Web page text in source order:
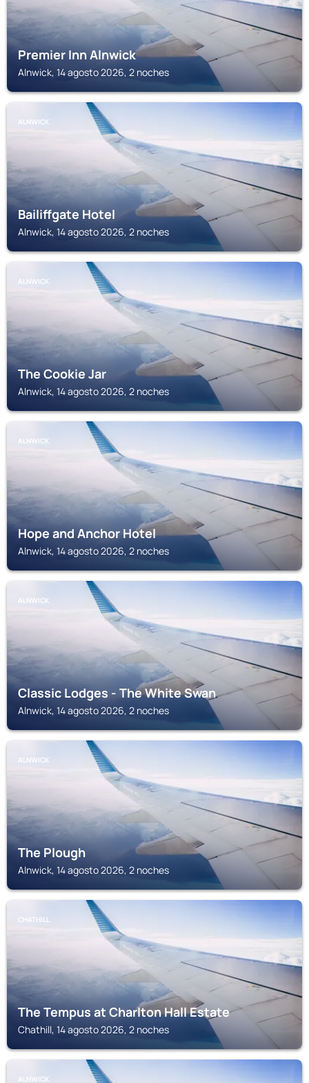
Premier Inn Alnwick
Alnwick, 14 agosto 2026, 2 noches
ALNWICK
Bailiffgate Hotel
Alnwick, 14 agosto 2026, 2 noches
ALNWICK
The Cookie Jar
Alnwick, 14 agosto 2026, 2 noches
ALNWICK
Hope and Anchor Hotel
Alnwick, 14 agosto 2026, 2 noches
ALNWICK
Classic Lodges - The White Swan
Alnwick, 14 agosto 2026, 2 noches
ALNWICK
The Plough
Alnwick, 14 agosto 2026, 2 noches
CHATHILL
The Tempus at Charlton Hall Estate
Chathill, 14 agosto 2026, 2 noches
ALNWICK